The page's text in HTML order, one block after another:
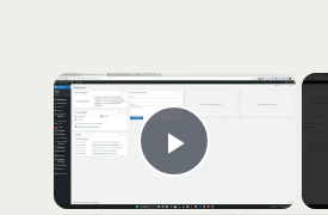
×
Play Video